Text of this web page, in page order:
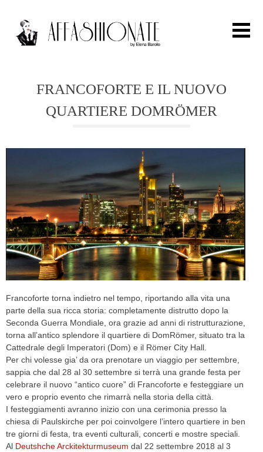
FASHION
OUTFIT
BEAUTY
TRAVEL
PARTIES
CELEB
VIDEO
PRESS
CONTACT
ABOUT
ARCHIVES
CONTACT
HOME
FRANCOFORTE E IL NUOVO
QUARTIERE DOMRÖMER
Francoforte torna indietro nel tempo, riportando alla vita una
parte della sua ricca storia: completamente distrutto dopo la
Seconda Guerra Mondiale, ora grazie ad anni di ristrutturazione,
torna all’antico splendore il quartiere di DomRömer, situato tra la
Cattedrale degli Imperatori (Dom) e il Römer City Hall.
Per chi volesse gia’ da ora prenotare un viaggio per settembre,
sappia che dal 28 al 30 settembre si terrà una grande festa per
celebrare il nuovo “antico cuore” di Francoforte e festeggiare un
vero e proprio evento che rimarrà nella storia della città.
I festeggiamenti avranno inizio con una cerimonia presso la
chiesa di Paulskirche per poi coinvolgere l’intero quartiere in ben
tre giorni di festa, tra eventi culturali, concerti e mostre speciali.
Al Deutshche Arckitekturmuseum dal 22 settembre 2018 al 3